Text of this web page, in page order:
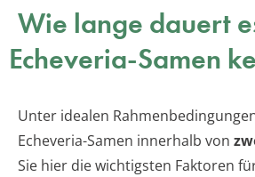
Wie lange dauert
Echeveria-Samen
Unter idealen
Echeveria-Samen innerhalb von
Sie hier die wichtigsten Faktoren